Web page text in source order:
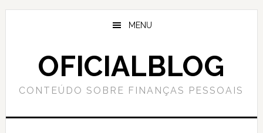
Skip
Skip
MENU
OFICIALBLOG
CONTEÚDO SOBRE FINANÇAS PESSOAIS